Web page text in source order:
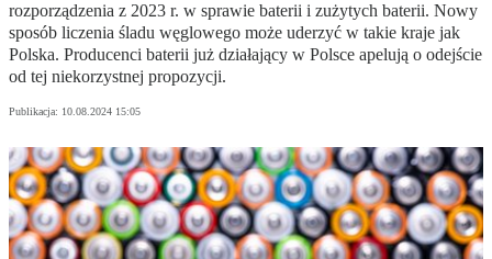
rozporządzenia z 2023 r. w sprawie baterii i zużytych baterii. Nowy
sposób liczenia śladu węglowego może uderzyć w takie kraje jak
Polska. Producenci baterii już działający w Polsce apelują o odejście
od tej niekorzystnej propozycji.
Publikacja: 10.08.2024 15:05